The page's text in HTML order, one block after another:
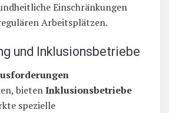
Einschränkungen
Arbeitsplätzen.
und Inklusionsbetriebe
bietenInklusionsbetriebe
spezielle